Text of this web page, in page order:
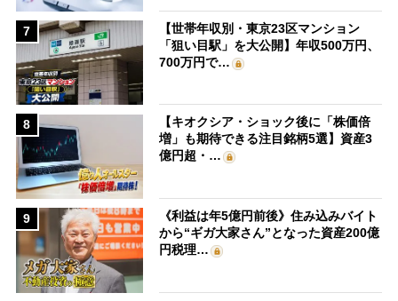
7
【世帯年収別・東京23区マンション
「狙い目駅」を大公開】年収500万円、
700万円で…
8
【キオクシア・ショック後に「株価倍
増」も期待できる注目銘柄5選】資産3
億円超・…
9
《利益は年5億円前後》住み込みバイト
から“ギガ大家さん”となった資産200億
円税理…